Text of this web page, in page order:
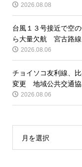
2026.08.08
台風１３号接近で空
ら大量欠航 宮古路線
2026.08.06
チョイソコ友利線、
変更 地域公共交通協
2026.08.06
月を選択